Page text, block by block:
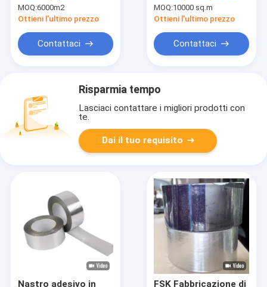
MOQ:6000m2
Ottieni l'ultimo prezzo
Contattaci
MOQ:10000 sq.m
Ottieni l'ultimo prezzo
Contattaci
Risparmia tempo
Lasciaci contattare i migliori prodotti con
te.
Dai il tuo requisito
Nastro adesivo in
FSK Fabbricazione di